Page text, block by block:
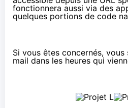
fonctionnera aussi via des
quelques portions de code
Si vous êtes concernés,
mail dans les heures qui